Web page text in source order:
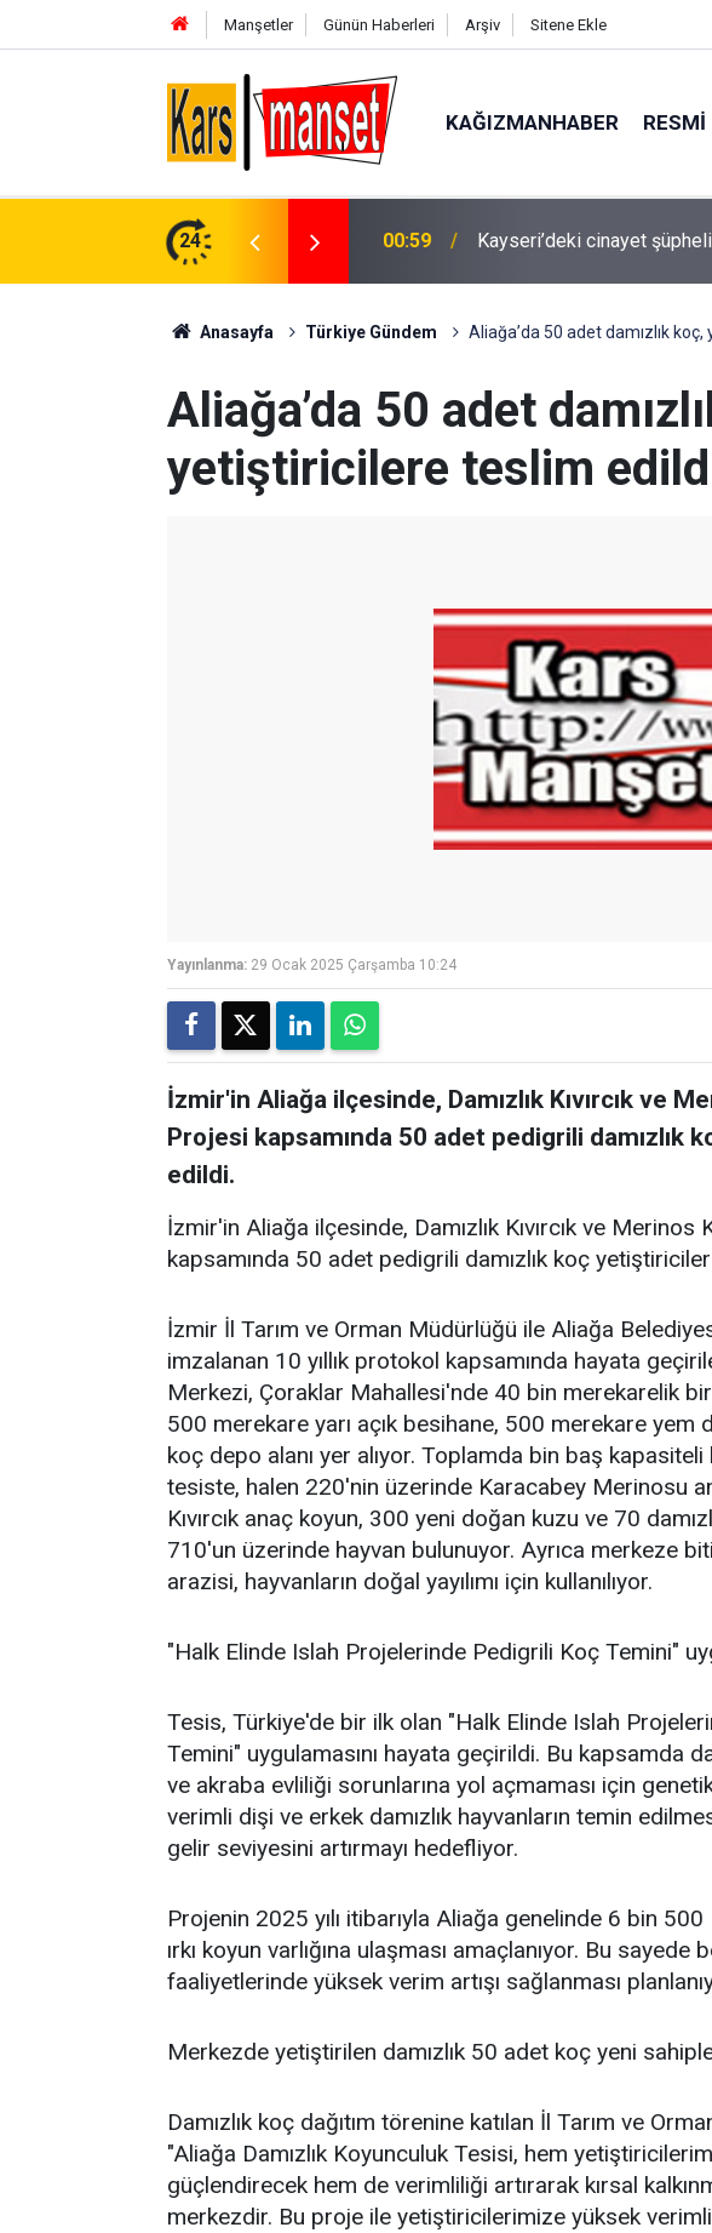
Manşetler Günün Haberleri Arşiv Sitene Ekle
KAĞIZMANHABER RESMI
24
İHA destekli operasyon: 2 gözaltı 00:58 Kağızman’da Mahalle
Anasayfa Türkiye Gündem Aliağa’da 50 adet damızlık
Aliağa’da 50 adet
yetiştiricilere teslim
Yayınlanma: 29 Ocak 2025 Çarşamba 10:24
İzmir'in Aliağa ilçesinde, Damızlık Kıvırcık ve
Projesi kapsamında 50 adet pedigrili damızlık
edildi.
İzmir'in Aliağa ilçesinde, Damızlık Kıvırcık ve
kapsamında 50 adet pedigrili damızlık koç
İzmir İl Tarım ve Orman Müdürlüğü ile Aliağa
imzalanan 10 yıllık protokol kapsamında hayata
Merkezi, Çoraklar Mahallesi'nde 40 bin merekarelik
500 merekare yarı açık besihane, 500 merekare
koç depo alanı yer alıyor. Toplamda bin baş
tesiste, halen 220'nin üzerinde Karacabey Merinosu
Kıvırcık anaç koyun, 300 yeni doğan kuzu ve 70
710'un üzerinde hayvan bulunuyor. Ayrıca merkeze
arazisi, hayvanların doğal yayılımı için kullanılıyor.
"Halk Elinde Islah Projelerinde Pedigrili Koç Temini"
Tesis, Türkiye'de bir ilk olan "Halk Elinde Islah
Temini" uygulamasını hayata geçirildi. Bu kapsamda
ve akraba evliliği sorunlarına yol açmaması için
verimli dişi ve erkek damızlık hayvanların temin
gelir seviyesini artırmayı hedefliyor.
Projenin 2025 yılı itibarıyla Aliağa genelinde 6 bin 500
ırkı koyun varlığına ulaşması amaçlanıyor. Bu sayede
faaliyetlerinde yüksek verim artışı sağlanması
Merkezde yetiştirilen damızlık 50 adet koç yeni
Damızlık koç dağıtım törenine katılan İl Tarım ve
"Aliağa Damızlık Koyunculuk Tesisi, hem
güçlendirecek hem de verimliliği artırarak kırsal
merkezdir. Bu proje ile yetiştiricilerimize yüksek verimli,